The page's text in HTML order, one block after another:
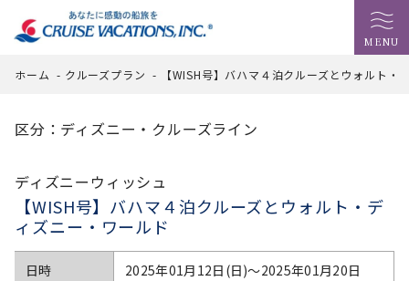
MENU
ホーム - クルーズプラン - 【WISH号】バハマ４泊クルーズとウォルト・
区分：ディズニー・クルーズライン
ディズニーウィッシュ
【WISH号】バハマ４泊クルーズとウォルト・デ
ィズニー・ワールド
日時
2025年01月12日(日)〜2025年01月20日